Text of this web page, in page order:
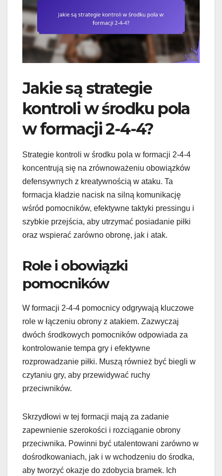
Jakie są strategie
kontroli w środku pola
w formacji 2-4-4?
Strategie kontroli w środku pola w formacji 2-4-4
koncentrują się na zrównoważeniu obowiązków
defensywnych z kreatywnością w ataku. Ta
formacja kładzie nacisk na silną komunikację
wśród pomocników, efektywne taktyki pressingu i
szybkie przejścia, aby utrzymać posiadanie piłki
oraz wspierać zarówno obronę, jak i atak.
Role i obowiązki
pomocników
W formacji 2-4-4 pomocnicy odgrywają kluczowe
role w łączeniu obrony z atakiem. Zazwyczaj
dwóch środkowych pomocników odpowiada za
kontrolowanie tempa gry i efektywne
rozprowadzanie piłki. Muszą również być biegli w
czytaniu gry, aby przewidywać ruchy
przeciwników.
Skrzydłowi w tej formacji mają za zadanie
zapewnienie szerokości i rozciąganie obrony
przeciwnika. Powinni być utalentowani zarówno w
dośrodkowaniach, jak i w wchodzeniu do środka,
aby tworzyć okazje do zdobycia bramek. Ich